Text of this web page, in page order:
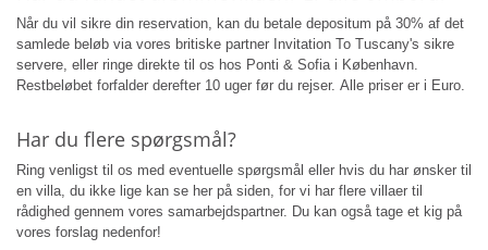
Når du vil sikre din reservation, kan du betale depositum på 30% af det
samlede beløb via vores britiske partner Invitation To Tuscany's sikre
servere, eller ringe direkte til os hos Ponti & Sofia i København.
Restbeløbet forfalder derefter 10 uger før du rejser. Alle priser er i Euro.
Har du flere spørgsmål?
Ring venligst til os med eventuelle spørgsmål eller hvis du har ønsker til
en villa, du ikke lige kan se her på siden, for vi har flere villaer til
rådighed gennem vores samarbejdspartner. Du kan også tage et kig på
vores forslag nedenfor!